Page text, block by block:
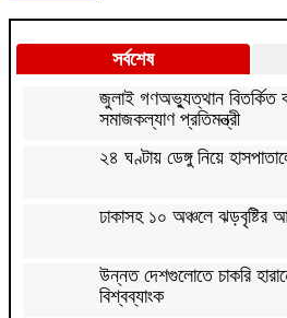
সর্বশেষ
জুলাই গণঅভ্যুত্থান বিতর্কিত
সমাজকল্যাণ প্রতিমন্ত্রী
২৪ ঘণ্টায় ডেঙ্গু নিয়ে
ঢাকাসহ ১০ অঞ্চলে ঝড়বৃষ্টির
উন্নত দেশগুলোতে চাকরি
বিশ্বব্যাংক